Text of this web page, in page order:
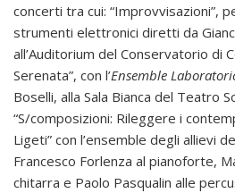
concerti tra cui: “Improvvisazioni”,
strumenti elettronici diretti da
all’Auditorium del Conservatorio di
Serenata”, con l’Ensemble
Boselli, alla Sala Bianca del Teatro
“S/composizioni: Rileggere i
Ligeti” con l’ensemble degli allievi
Francesco Forlenza al pianoforte,
chitarra e Paolo Pasqualin alle